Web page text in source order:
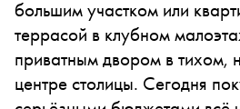
большим участком или
террасой в клубном
приватным двором в тихом,
центре столицы. Сегодня